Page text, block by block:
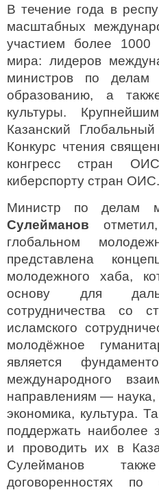
В течение года в
масштабных
участием более
мира: лидеров
министров по
образованию, а
культуры.
Казанский
Конкурс чтения
конгресс стран
киберспорту стран ОИС.
Министр по делам
Сулейманов
глобальном
представлена
молодежного хаба,
основу для
сотрудничества со
исламского
молодёжное
является
международного
направлениям — наука,
экономика, культура.
поддержать наиболее
и проводить их в
Сулейманов
договоренностях